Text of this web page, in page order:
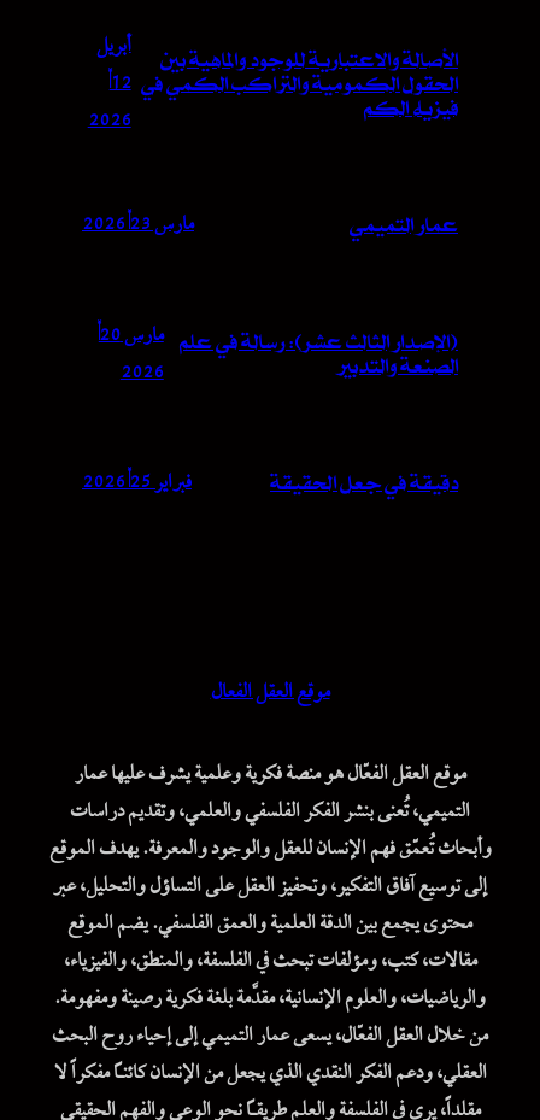
الأصالة والاعتبارية للوجود والماهية بين
الحقول الكمومية والتراكب الكمي في
فيزياء الكم
أبريل
12,
2026
عمار التميمي مارس 23, 2026
(الإصدار الثالث عشر): رسالة في علم
الصنعة والتدبير
مارس 20,
2026
دقيقة في جعل الحقيقة فبراير 25, 2026
موقع العقل الفعال
موقع العقل الفعّال هو منصة فكرية وعلمية يشرف عليها عمار
التميمي، تُعنى بنشر الفكر الفلسفي والعلمي، وتقديم دراسات
وأبحاث تُعمّق فهم الإنسان للعقل والوجود والمعرفة. يهدف الموقع
إلى توسيع آفاق التفكير، وتحفيز العقل على التساؤل والتحليل، عبر
محتوى يجمع بين الدقة العلمية والعمق الفلسفي. يضم الموقع
مقالات، كتب، ومؤلفات تبحث في الفلسفة، والمنطق، والفيزياء،
والرياضيات، والعلوم الإنسانية، مقدَّمة بلغة فكرية رصينة ومفهومة.
من خلال العقل الفعّال، يسعى عمار التميمي إلى إحياء روح البحث
العقلي، ودعم الفكر النقدي الذي يجعل من الإنسان كائناً مفكراً لا
مقلداً، يرى في الفلسفة والعلم طريقاً نحو الوعي والفهم الحقيقي